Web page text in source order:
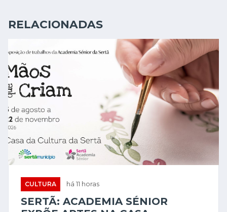
RELACIONADAS
CULTURA há 11 horas
SERTÃ: ACADEMIA SÉNIOR